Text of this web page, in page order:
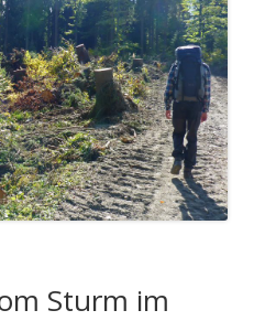
Sturm im